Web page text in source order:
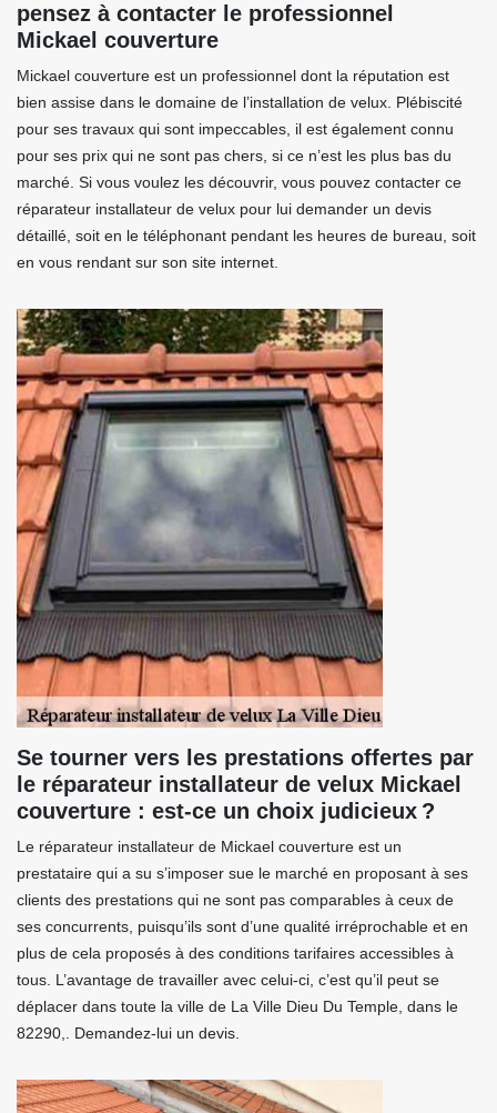
pensez à contacter le professionnel
Mickael couverture
Mickael couverture est un professionnel dont la réputation est
bien assise dans le domaine de l’installation de velux. Plébiscité
pour ses travaux qui sont impeccables, il est également connu
pour ses prix qui ne sont pas chers, si ce n’est les plus bas du
marché. Si vous voulez les découvrir, vous pouvez contacter ce
réparateur installateur de velux pour lui demander un devis
détaillé, soit en le téléphonant pendant les heures de bureau, soit
en vous rendant sur son site internet.
Se tourner vers les prestations offertes par
le réparateur installateur de velux Mickael
couverture : est-ce un choix judicieux ?
Le réparateur installateur de Mickael couverture est un
prestataire qui a su s’imposer sue le marché en proposant à ses
clients des prestations qui ne sont pas comparables à ceux de
ses concurrents, puisqu’ils sont d’une qualité irréprochable et en
plus de cela proposés à des conditions tarifaires accessibles à
tous. L’avantage de travailler avec celui-ci, c’est qu’il peut se
déplacer dans toute la ville de La Ville Dieu Du Temple, dans le
82290,. Demandez-lui un devis.